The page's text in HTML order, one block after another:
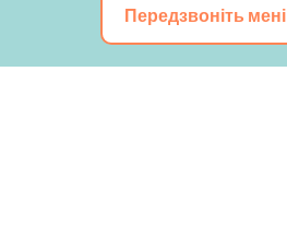
Передзвоніть мені